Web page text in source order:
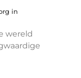
in
wereld